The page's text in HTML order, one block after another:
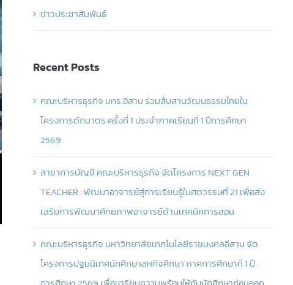
ข่าวประชาสัมพันธ์
Recent Posts
คณะบริหารธุรกิจ มทร.อีสาน ร่วมสืบสานวัฒนธรรมไทยใน
โครงการตักบาตร ครั้งที่ 1 ประจำภาคเรียนที่ 1 ปีการศึกษา
2569
สาขาการบัญชี คณะบริหารธุรกิจ จัดโครงการ NEXT GEN
TEACHER : พัฒนาอาจารย์สู่การเรียนรู้ในศตวรรษที่ 21 เพื่อส่ง
เสริมการพัฒนาศักยภาพอาจารย์ด้านเทคนิคการสอน
คณะบริหารธุรกิจ มหาวิทยาลัยเทคโนโลยีราชมงคลอีสาน จัด
โครงการปฐมนิเทศนักศึกษาสหกิจศึกษา ภาคการศึกษาที่ 1 ปี